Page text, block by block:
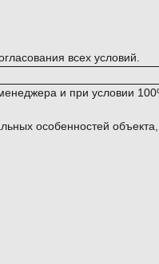
всех условий.
и при условии
особенностей объекта,